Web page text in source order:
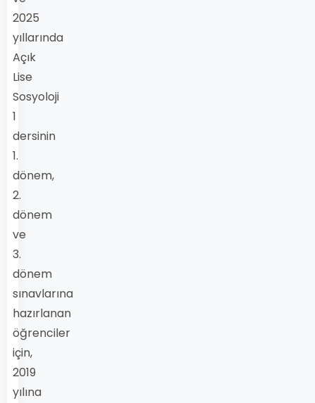
2025
yıllarında
Açık
Lise
Sosyoloji
1
dersinin
1.
dönem,
2.
dönem
ve
3.
dönem
sınavlarına
hazırlanan
öğrenciler
için,
2019
yılına